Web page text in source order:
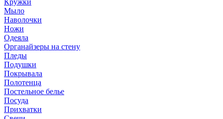
Кружки
Мыло
Наволочки
Ножи
Одеяла
Органайзеры на стену
Пледы
Подушки
Покрывала
Полотенца
Постельное белье
Посуда
Прихватки